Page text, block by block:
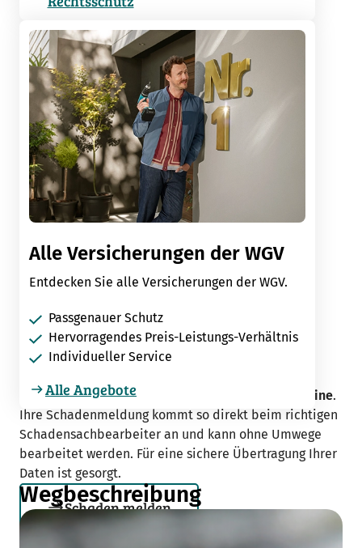
Alle Versicherungen der WGV
Entdecken Sie alle Versicherungen der WGV.
Passgenauer Schutz
Hervorragendes Preis-Leistungs-Verhältnis
Individueller Service
Alle Angebote
Schaden melden
Melden Sie Ihren Schaden schnell und einfach online.
Ihre Schadenmeldung kommt so direkt beim richtigen
Schadensachbearbeiter an und kann ohne Umwege
bearbeitet werden. Für eine sichere Übertragung Ihrer
Daten ist gesorgt.
Schaden melden
Wegbeschreibung